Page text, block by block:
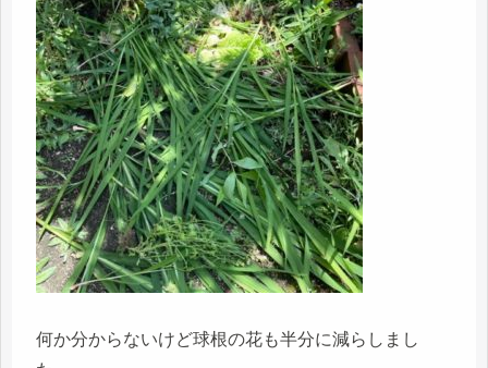
何か分からないけど球根の花も半分に減らしまし